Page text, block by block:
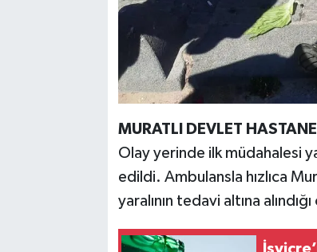
MURATLI DEVLET
Olay yerinde ilk müdahalesi
edildi. Ambulansla hızlıca
yaralının tedavi altına